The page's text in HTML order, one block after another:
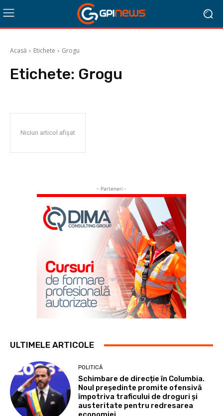
Acasă Etichete Grogu
Etichete: Grogu
Niciun articol afișat
- Parteneri -
ULTIMELE ARTICOLE
POLITICĂ
Schimbare de direcție în Columbia.
Noul președinte promite ofensivă
împotriva traficului de droguri și
austeritate pentru redresarea